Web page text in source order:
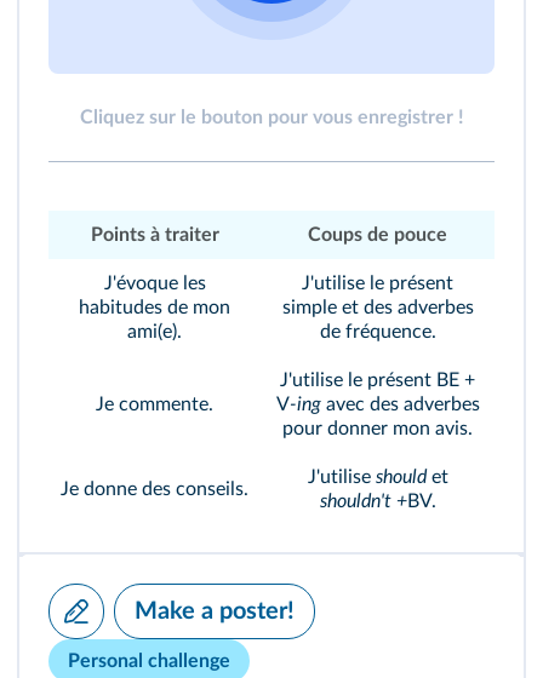
Cliquez sur le bouton pour vous enregistrer !
Points à traiter Coups de pouce
J'évoque les
habitudes de mon
ami(e).
J'utilise le présent
simple et des adverbes
de fréquence.
Je commente.
J'utilise le présent BE +
V-ingavec des adverbes
pour donner mon avis.
Je donne des conseils.
J'utilise shouldet
shouldn't +BV.
Make a poster!
Personal challenge